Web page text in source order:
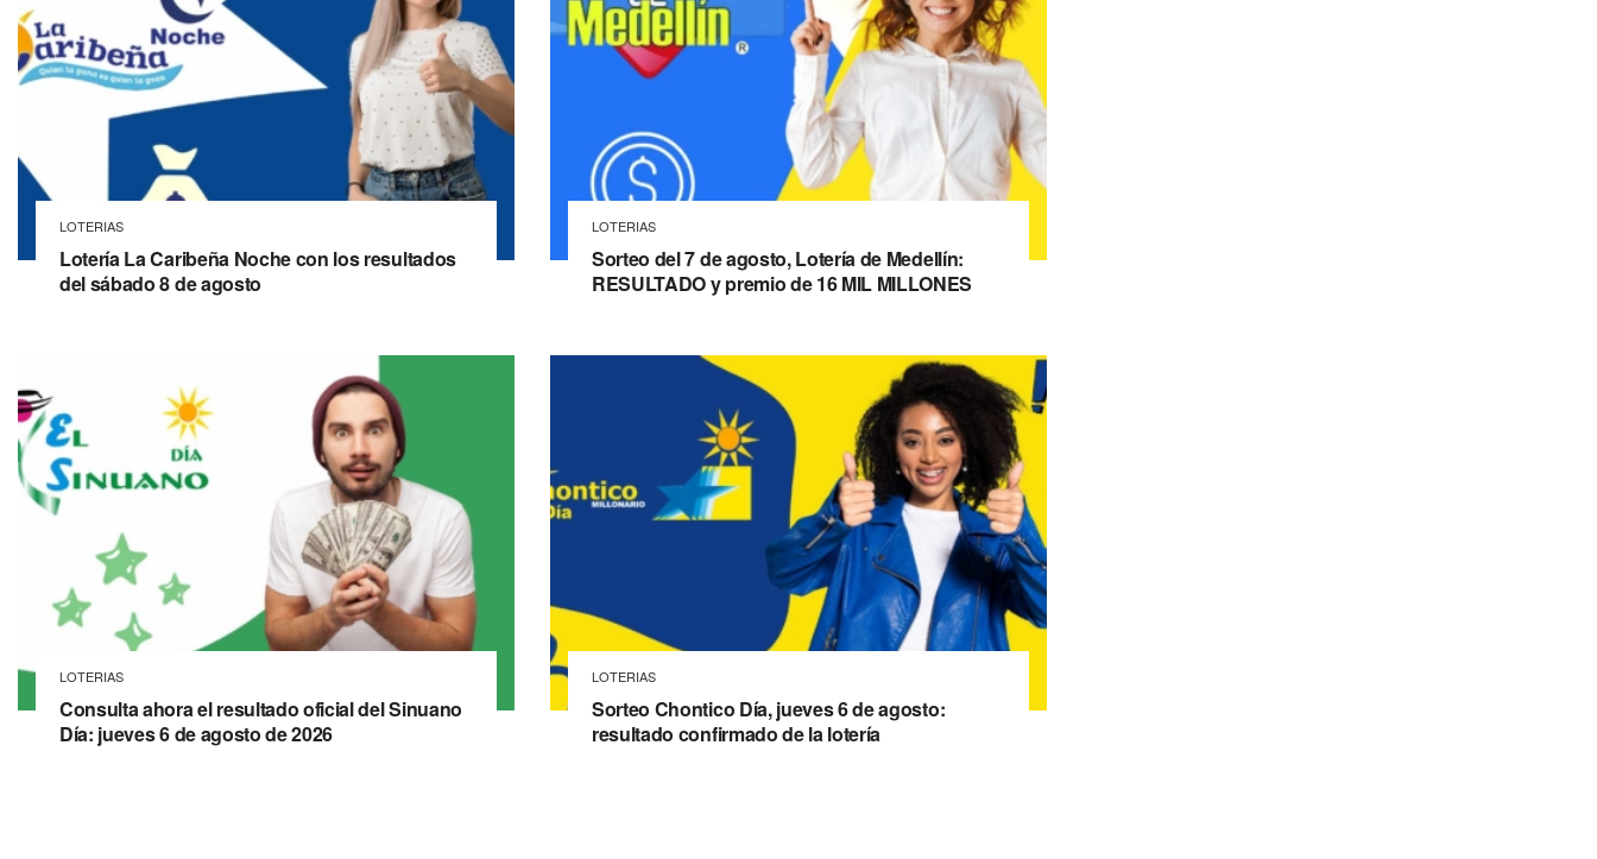
LOTERIAS
Lotería La Caribeña Noche con los resultados
del sábado 8 de agosto
LOTERIAS
Sorteo del 7 de agosto, Lotería de Medellín:
RESULTADO y premio de 16 MIL MILLONES
LOTERIAS
Consulta ahora el resultado oficial del Sinuano
Día: jueves 6 de agosto de 2026
LOTERIAS
Sorteo Chontico Día, jueves 6 de agosto:
resultado confirmado de la lotería